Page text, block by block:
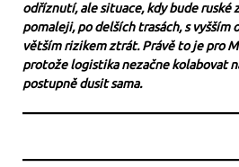
odříznutí, ale situace, kdy bude ruské
pomaleji, po delších trasách, s
větším rizikem ztrát. Právě to je pro
protože logistika nezačne kolabovat
postupně dusit sama.